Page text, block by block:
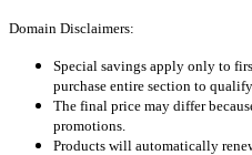
Domain Disclaimers:
Special savings apply only to
purchase entire section to
The final price may differ
promotions.
Products will automatically